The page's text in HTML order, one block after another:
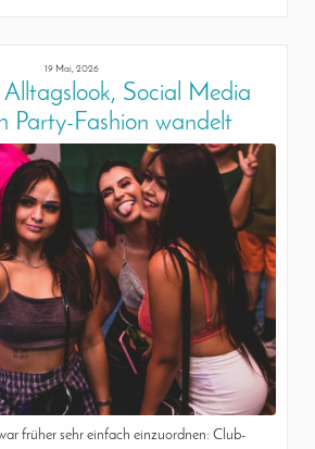
19 Mai, 2026
Alltagslook, Social Media
Party-Fashion wandelt
früher sehr einfach einzuordnen: Club-